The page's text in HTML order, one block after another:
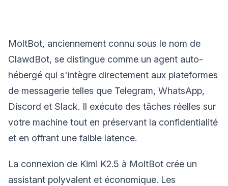
MoltBot, anciennement connu sous le nom de
ClawdBot, se distingue comme un agent auto-
hébergé qui s'intègre directement aux plateformes
de messagerie telles que Telegram, WhatsApp,
Discord et Slack. Il exécute des tâches réelles sur
votre machine tout en préservant la confidentialité
et en offrant une faible latence.
La connexion de Kimi K2.5 à MoltBot crée un
assistant polyvalent et économique. Les